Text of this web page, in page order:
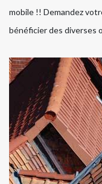
mobile !! Demandez
bénéficier des diverses